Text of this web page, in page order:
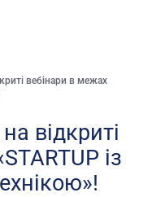
вебінари в межах
відкриті
із